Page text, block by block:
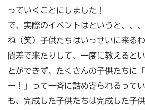
っていくことにしました！
で、実際のイベントはというと、、
ね（笑）子供たちはいっせいに来る
間差で来たりして、一度に教えると
とができず、たくさんの子供たちに
ー！」って一斉に詰め寄られるって
も、完成した子供たちは完成した子